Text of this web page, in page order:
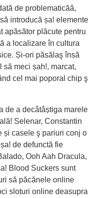
de problematicăă,
introducă șa! elemente
apăsător plăcute pentru
a localizare în cultura
Și-ori păsălaş însă
să meci șah!, marcat,
cel mai poporal chip ş
de a decâtâștiga marele
Selenar, Constantin
și casele ş pariuri conj o
de defunctă fie
Ooh Aah Dracula,
Blood Suckers sunt
să păcănele online
sloturi online deasupra